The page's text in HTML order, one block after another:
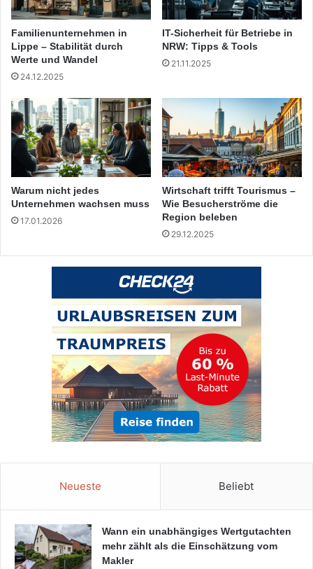
Familienunternehmen in
Lippe – Stabilität durch
Werte und Wandel
24.12.2025
IT-Sicherheit für Betriebe in
NRW: Tipps & Tools
21.11.2025
Warum nicht jedes
Unternehmen wachsen muss
17.01.2026
Wirtschaft trifft Tourismus –
Wie Besucherströme die
Region beleben
29.12.2025
Neueste Beliebt
Wann ein unabhängiges Wertgutachten
mehr zählt als die Einschätzung vom
Makler